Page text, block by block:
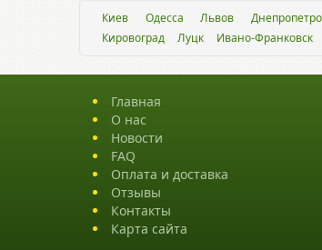
Киев Одесса Львов
Кировоград
Луцк Ивано-Франковск
Главная
О нас
Новости
FAQ
Оплата и доставка
Отзывы
Контакты
Карта сайта